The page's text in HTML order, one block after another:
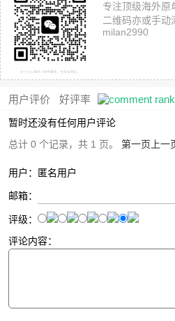
专注顶级海外原
二维码亦或手动
milan2990
用户评价 好评率
暂时还没有任何用户评论
总计 0 个记录，共 1 页。 第一页 上一
用户：匿名用户
邮箱：
评级：
评论内容：